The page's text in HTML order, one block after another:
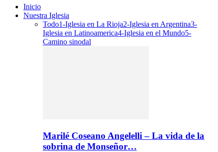
Inicio
Nuestra Iglesia
Todo1-Iglesia en La Rioja2-Iglesia en Argentina3-
Iglesia en Latinoamerica4-Iglesia en el Mundo5-
Camino sinodal
Marilé Coseano Angelelli – La vida de la
sobrina de Monseñor…